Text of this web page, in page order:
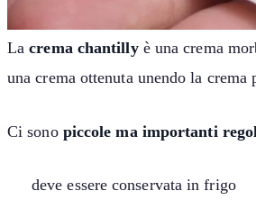
Lacrema chantillyè una crema
una crema ottenuta unendo la crema
Ci sono piccole ma importanti
deve essere conservata in frigo